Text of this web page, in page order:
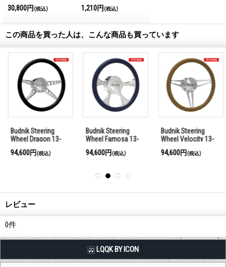
30,800円 (税込)
Magazine No.28 2026
1,210円 (税込)
この商品を買った人は、こんな商品も買っています
Budnik Steering
Wheel Dragon 13-
94,600円(税込)
Budnik Steering
Wheel Famosa 13-
94,600円(税込)
Budnik Steering
Wheel Velocity 13-
94,600円(税込)
レビュー
0件
LQQK BY ICON